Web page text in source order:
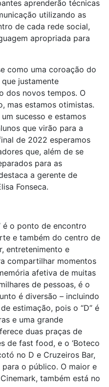
aprenderão técnicas
utilizando as
de cada rede social,
apropriada para
como uma coroação do
justamente
dos novos tempos. O
mas estamos otimistas.
sucesso e estamos
que virão para a
de 2022 esperamos
que, além de se
para as
a gerente de
Fonseca.
é o ponto de encontro
e também do centro de
entretenimento e
compartilhar momentos
afetiva de muitas
de pessoas, é o
é diversão – incluindo
estimação, pois o “D” é
e uma grande
duas praças de
de fast food, e o ‘Boteco
no D e Cruzeiros Bar,
o público. O maior e
também está no